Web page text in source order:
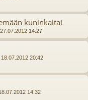
kuninkaita!
14:27
20:42
14:32